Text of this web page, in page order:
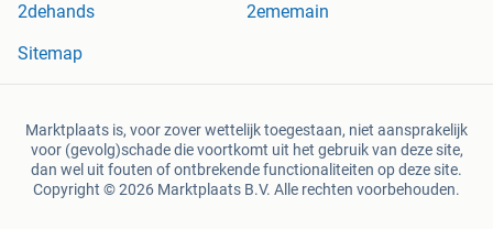
2dehands
2ememain
Sitemap
Marktplaats is, voor zover wettelijk toegestaan, niet aansprakelijk
voor (gevolg)schade die voortkomt uit het gebruik van deze site,
dan wel uit fouten of ontbrekende functionaliteiten op deze site.
Copyright © 2026 Marktplaats B.V. Alle rechten voorbehouden.